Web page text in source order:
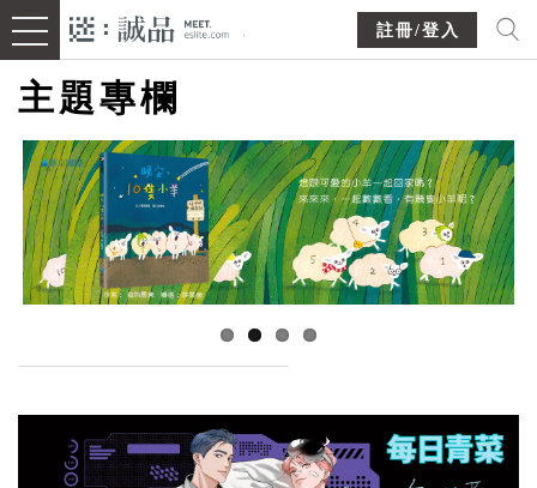
註冊/登入
主題專欄